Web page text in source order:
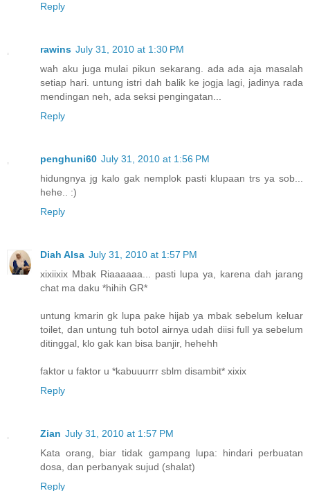
Reply
rawins July 31, 2010 at 1:30 PM
wah aku juga mulai pikun sekarang. ada ada aja masalah
setiap hari. untung istri dah balik ke jogja lagi, jadinya rada
mendingan neh, ada seksi pengingatan...
Reply
penghuni60 July 31, 2010 at 1:56 PM
hidungnya jg kalo gak nemplok pasti klupaan trs ya sob...
hehe.. :)
Reply
Diah Alsa July 31, 2010 at 1:57 PM
xixiixix Mbak Riaaaaaa... pasti lupa ya, karena dah jarang
chat ma daku *hihih GR*
untung kmarin gk lupa pake hijab ya mbak sebelum keluar
toilet, dan untung tuh botol airnya udah diisi full ya sebelum
ditinggal, klo gak kan bisa banjir, hehehh
faktor u faktor u *kabuuurrr sblm disambit* xixix
Reply
Zian July 31, 2010 at 1:57 PM
Kata orang, biar tidak gampang lupa: hindari perbuatan
dosa, dan perbanyak sujud (shalat)
Reply